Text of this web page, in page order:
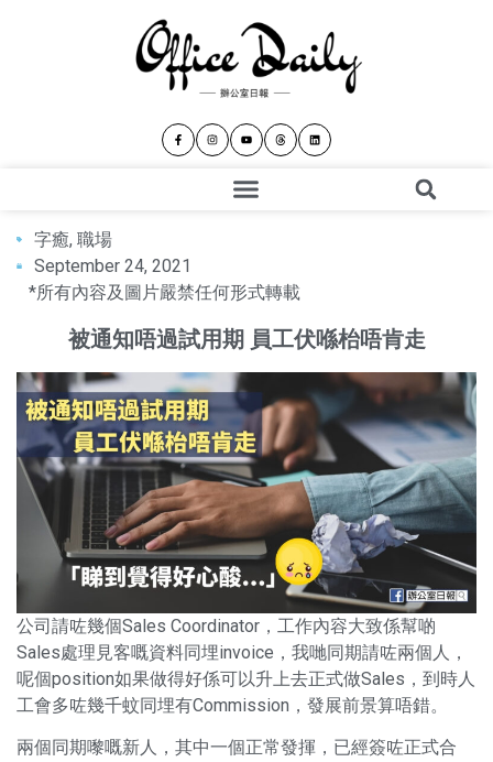
字癒, 職場
September 24, 2021
*所有內容及圖片嚴禁任何形式轉載
被通知唔過試用期 員工伏喺枱唔肯走
公司請咗幾個Sales Coordinator，工作內容大致係幫啲
Sales處理見客嘅資料同埋invoice，我哋同期請咗兩個人，
呢個position如果做得好係可以升上去正式做Sales，到時人
工會多咗幾千蚊同埋有Commission，發展前景算唔錯。
兩個同期嚟嘅新人，其中一個正常發揮，已經簽咗正式合